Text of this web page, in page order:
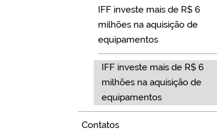
IFF investe mais de R$ 6
milhões na aquisição de
equipamentos
IFF investe mais de R$ 6
milhões na aquisição de
equipamentos
Contatos